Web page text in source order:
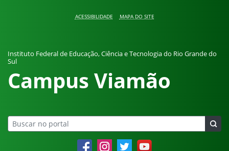
ACESSIBILIDADE MAPA DO SITE
Instituto Federal de Educação, Ciência e Tecnologia do Rio Grande do
Sul
Campus Viamão
FacebookInstagramTwitter YouTube